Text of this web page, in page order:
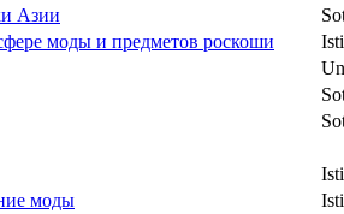
Азии
моды и предметов роскоши
моды